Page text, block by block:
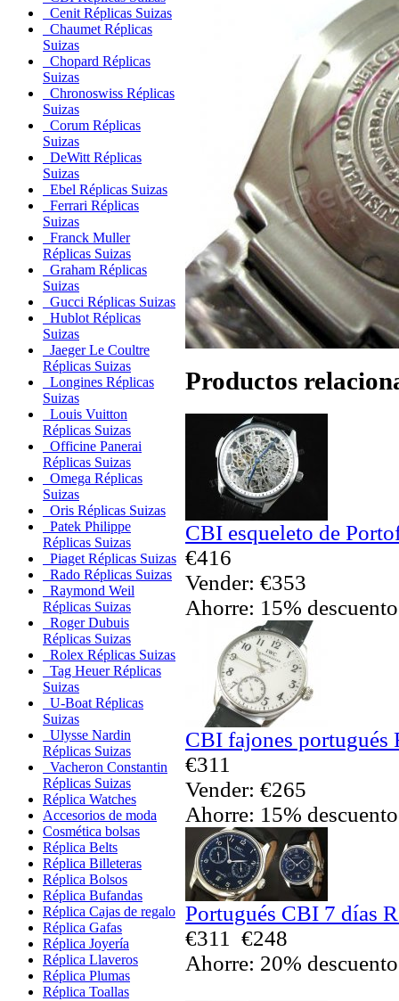
Cenit Réplicas Suizas
Chaumet Réplicas
Suizas
Chopard Réplicas
Suizas
Chronoswiss Réplicas
Suizas
Corum Réplicas
Suizas
DeWitt Réplicas
Suizas
Ebel Réplicas Suizas
Ferrari Réplicas
Suizas
Franck Muller
Réplicas Suizas
Graham Réplicas
Suizas
Gucci Réplicas Suizas
Hublot Réplicas
Suizas
Jaeger Le Coultre
Réplicas Suizas
Longines Réplicas
Suizas
Louis Vuitton
Réplicas Suizas
Officine Panerai
Réplicas Suizas
Omega Réplicas
Suizas
Oris Réplicas Suizas
Patek Philippe
Réplicas Suizas
Piaget Réplicas Suizas
Rado Réplicas Suizas
Raymond Weil
Réplicas Suizas
Roger Dubuis
Réplicas Suizas
Rolex Réplicas Suizas
Tag Heuer Réplicas
Suizas
U-Boat Réplicas
Suizas
Ulysse Nardin
Réplicas Suizas
Vacheron Constantin
Réplicas Suizas
Réplica Watches
Accesorios de moda
Cosmética bolsas
Réplica Belts
Réplica Billeteras
Réplica Bolsos
Réplica Bufandas
Réplica Cajas de regalo
Réplica Gafas
Réplica Joyería
Réplica Llaveros
Réplica Plumas
Réplica Toallas
Productos
CBI esqueleto de
€416
Vender: €353
Ahorre: 15% descuento
CBI fajones portugués
€311
Vender: €265
Ahorre: 15% descuento
Portugués CBI 7 días
€311
€248
Ahorre: 20% descuento